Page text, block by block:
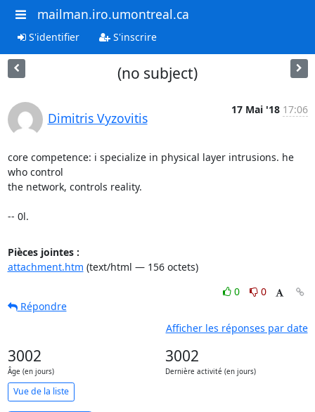
mailman.iro.umontreal.ca
S'identifier S'inscrire
(no subject)
Dimitris Vyzovitis
17 Mai '18 17:06
core competence: i specialize in physical layer intrusions. he
who control
the network, controls reality.
-- 0l.
Pièces jointes :
attachment.htm (text/html — 156 octets)
0
0
Répondre
Afficher les réponses par date
3002
Âge (en jours)
3002
Dernière activité (en jours)
Vue de la liste